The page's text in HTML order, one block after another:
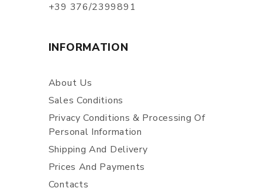
+39 376/2399891
INFORMATION
About Us
Sales Conditions
Privacy Conditions & Processing Of
Personal Information
Shipping And Delivery
Prices And Payments
Contacts